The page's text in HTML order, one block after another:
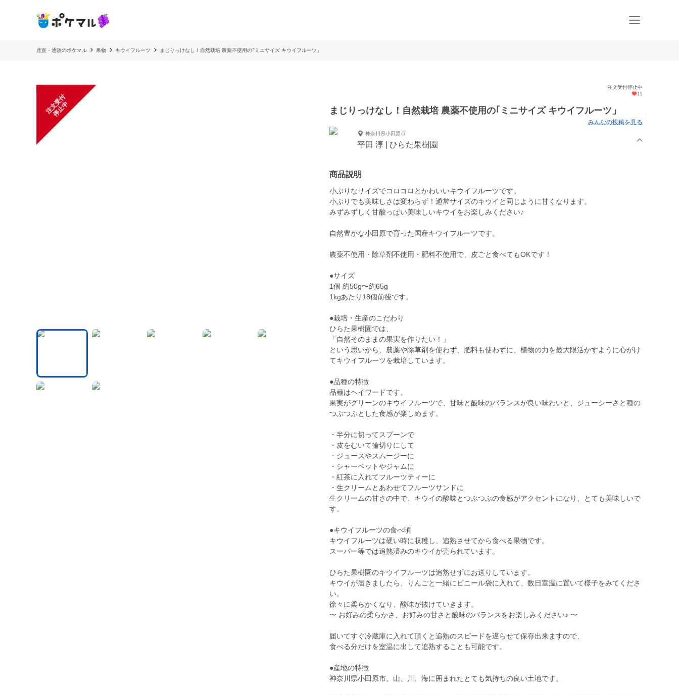
産直・通販のポケマル 果物 キウイフルーツ まじりっけなし！自然栽培 農薬不使用の｢ミニサイズ キウイフルーツ」
注
文
受
付
停
止
中
注文受付停止中
11
まじりっけなし！自然栽培 農薬不使用の｢ミニサイズ キウイフルーツ」
みんなの投稿を見る
神奈川県小田原市
平田 淳 | ひらた果樹園
商品説明
小ぶりなサイズでコロコロとかわいいキウイフルーツです。
小ぶりでも美味しさは変わらず！通常サイズのキウイと同じように甘くなります。
みずみずしく甘酸っぱい美味しいキウイをお楽しみください♪
自然豊かな小田原で育った国産キウイフルーツです。
農薬不使用・除草剤不使用・肥料不使用で、皮ごと食べてもOKです！
●サイズ
1個 約50g〜約65g
1kgあたり18個前後です。
●栽培・生産のこだわり
ひらた果樹園では、
「自然そのままの果実を作りたい！」
という思いから、農薬や除草剤を使わず、肥料も使わずに、植物の力を最大限活かすように心がけ
てキウイフルーツを栽培しています。
●品種の特徴
品種はヘイワードです。
果実がグリーンのキウイフルーツで、甘味と酸味のバランスが良い味わいと、ジューシーさと種の
つぶつぶとした食感が楽しめます。
・半分に切ってスプーンで
・皮をむいて輪切りにして
・ジュースやスムージーに
・シャーベットやジャムに
・紅茶に入れてフルーツティーに
・生クリームとあわせてフルーツサンドに
生クリームの甘さの中で、キウイの酸味とつぶつぶの食感がアクセントになり、とても美味しいで
す。
●キウイフルーツの食べ頃
キウイフルーツは硬い時に収穫し、追熟させてから食べる果物です。
スーパー等では追熟済みのキウイが売られています。
ひらた果樹園のキウイフルーツは追熟せずにお送りしています。
キウイが届きましたら、りんごと一緒にビニール袋に入れて、数日室温に置いて様子をみてくださ
い。
徐々に柔らかくなり、酸味が抜けていきます。
〜 お好みの柔らかさ、お好みの甘さと酸味のバランスをお楽しみください♪ 〜
届いてすぐ冷蔵庫に入れて頂くと追熟のスピードを遅らせて保存出来ますので、
食べる分だけを室温に出して追熟することも可能です。
●産地の特徴
神奈川県小田原市。山、川、海に囲まれたとても気持ちの良い土地です。